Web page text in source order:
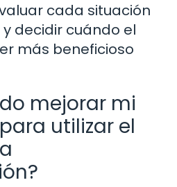
cada situación
decidir cuándo el
más beneficioso
mejorar mi
utilizar el